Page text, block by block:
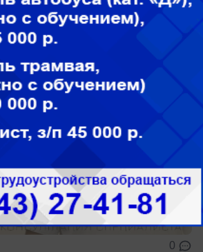
зуб заболит
0